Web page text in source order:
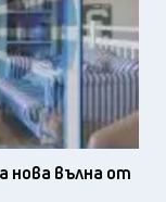
нова вълна от